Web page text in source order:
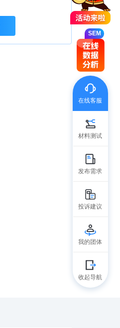
SEM
SEM
在线客服
材料测试
发布需求
投诉建议
我的团体
收起导航